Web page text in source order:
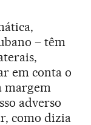
– têm
em conta o
margem
adverso
como dizia